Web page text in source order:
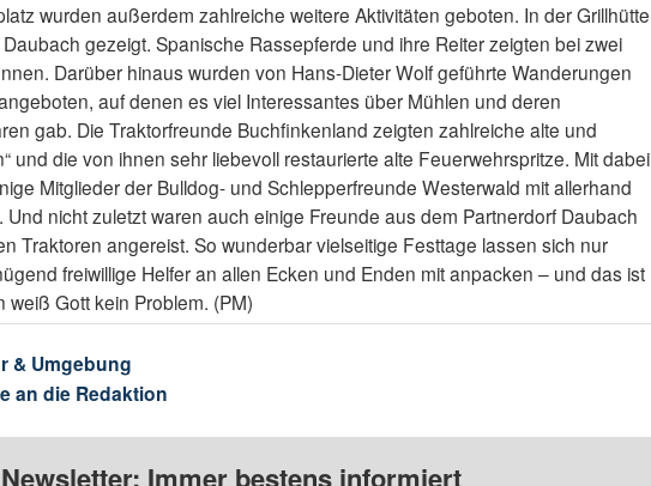
wurden außerdem zahlreiche weitere Aktivitäten geboten. In der Grillhütte
gezeigt. Spanische Rassepferde und ihre Reiter zeigten bei zwei
Darüber hinaus wurden von Hans-Dieter Wolf geführte Wanderungen
auf denen es viel Interessantes über Mühlen und deren
gab. Die Traktorfreunde Buchfinkenland zeigten zahlreiche alte und
und die von ihnen sehr liebevoll restaurierte alte Feuerwehrspritze. Mit dabei
Mitglieder der Bulldog- und Schlepperfreunde Westerwald mit allerhand
Und nicht zuletzt waren auch einige Freunde aus dem Partnerdorf Daubach
Traktoren angereist. So wunderbar vielseitige Festtage lassen sich nur
freiwillige Helfer an allen Ecken und Enden mit anpacken – und das ist
Gott kein Problem. (PM)
& Umgebung
an die Redaktion
Immer bestens informiert